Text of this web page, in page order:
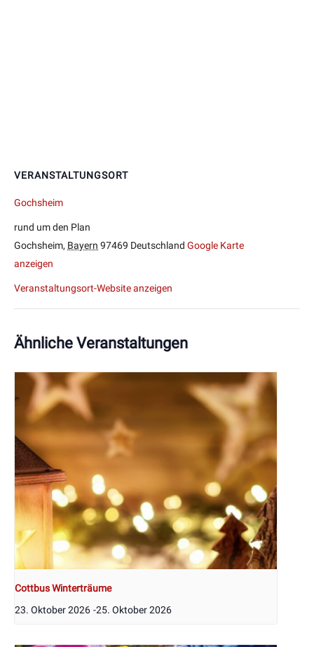
VERANSTALTUNGSORT
Gochsheim
rund um den Plan
Gochsheim, Bayern 97469 Deutschland Google Karte
anzeigen
Veranstaltungsort-Website anzeigen
Ähnliche Veranstaltungen
Cottbus Winterträume
23. Oktober 2026 -25. Oktober 2026